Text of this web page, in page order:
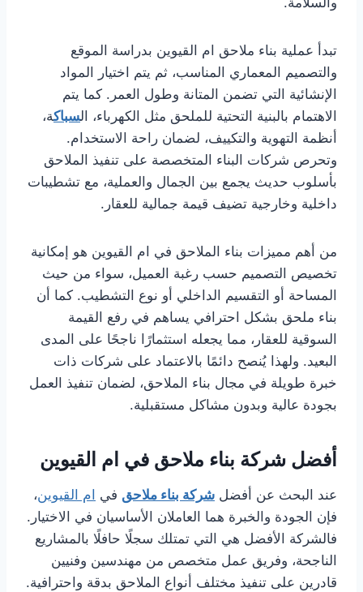
تبدأ عملية بناء ملاحق ام القيوين بدراسة الموقع
والتصميم المعماري المناسب، ثم يتم اختيار المواد
الإنشائية التي تضمن المتانة وطول العمر. كما يتم
الاهتمام بالبنية التحتية للملحق مثل الكهرباء، السباكة،
أنظمة التهوية والتكييف، لضمان راحة الاستخدام.
وتحرص شركات البناء المتخصصة على تنفيذ الملاحق
بأسلوب حديث يجمع بين الجمال والعملية، مع تشطيبات
داخلية وخارجية تضيف قيمة جمالية للعقار.
من أهم مميزات بناء الملاحق في ام القيوين هو إمكانية
تخصيص التصميم حسب رغبة العميل، سواء من حيث
المساحة أو التقسيم الداخلي أو نوع التشطيب. كما أن
بناء ملحق بشكل احترافي يساهم في رفع القيمة
السوقية للعقار، مما يجعله استثمارًا ناجحًا على المدى
البعيد. ولهذا يُنصح دائمًا بالاعتماد على شركات ذات
خبرة طويلة في مجال بناء الملاحق، لضمان تنفيذ العمل
بجودة عالية وبدون مشاكل مستقبلية.
أفضل شركة بناء ملاحق في ام القيوين
عند البحث عن أفضل شركة بناء ملاحق في ام القيوين،
فإن الجودة والخبرة هما العاملان الأساسيان في الاختيار.
فالشركة الأفضل هي التي تمتلك سجلًا حافلًا بالمشاريع
الناجحة، وفريق عمل متخصص من مهندسين وفنيين
قادرين على تنفيذ مختلف أنواع الملاحق بدقة واحترافية.